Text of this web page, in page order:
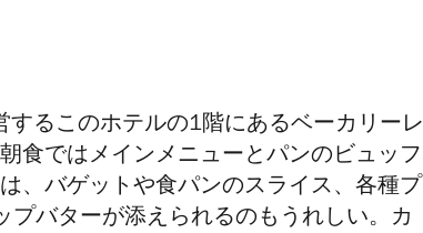
するこのホテルの1階にあるベーカリーレ
食ではメインメニューとパンのビュッフ
、バゲットや食パンのスライス、各種プ
プバターが添えられるのもうれしい。カ